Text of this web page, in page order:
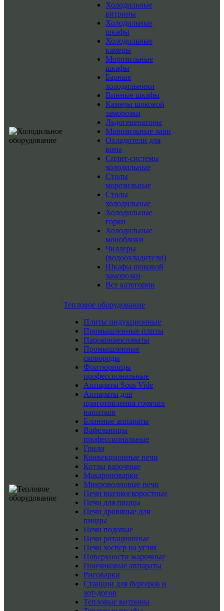
Холодильные
витрины
Холодильные
шкафы
Холодильные
камеры
Морозильные
шкафы
Барные
холодильники
Винные шкафы
Камеры шоковой
заморозки
Льдогенераторы
Морозильные лари
Охладители для
вина
Сплит-системы
холодильные
Столы
морозильные
Столы
холодильные
Холодильные
горки
Холодильные
моноблоки
Чиллеры
(водоохладители)
Шкафы шоковой
заморозки
Все категории
Тепловое оборудование
Плиты индукционные
Промышленные плиты
Пароконвектоматы
Промышленные
сковороды
Фритюрницы
профессиональные
Аппараты Sous Vide
Аппараты для
приготовления горячих
напитков
Блинные аппараты
Вафельницы
профессиональные
Грили
Конвекционные печи
Котлы варочные
Макароноварки
Микроволновые печи
Печи высокоскоростные
Печи для пиццы
Печи дровяные для
пиццы
Печи подовые
Печи ротационные
Печи хоспер на углях
Поверхности жарочные
Пончиковые аппараты
Рисоварки
Станции для бургеров и
хот-догов
Тепловые витрины